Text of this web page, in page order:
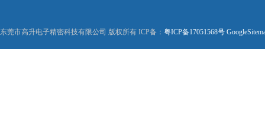
东莞市高升电子精密科技有限公司 版权所有 ICP备： 粤ICP备17051568号